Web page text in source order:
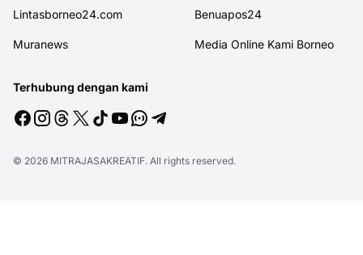
Lintasborneo24.com Benuapos24
Muranews Media Online Kami Borneo
Terhubung dengan kami
© 2026 MITRAJASAKREATIF. All rights reserved.